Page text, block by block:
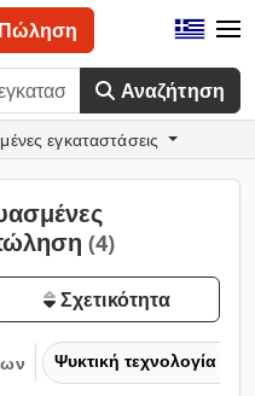
Αναζήτηση
Πώληση
εγκαταστάσεις
(4)
Σχετικότητα
Ψυκτική τεχνολογία